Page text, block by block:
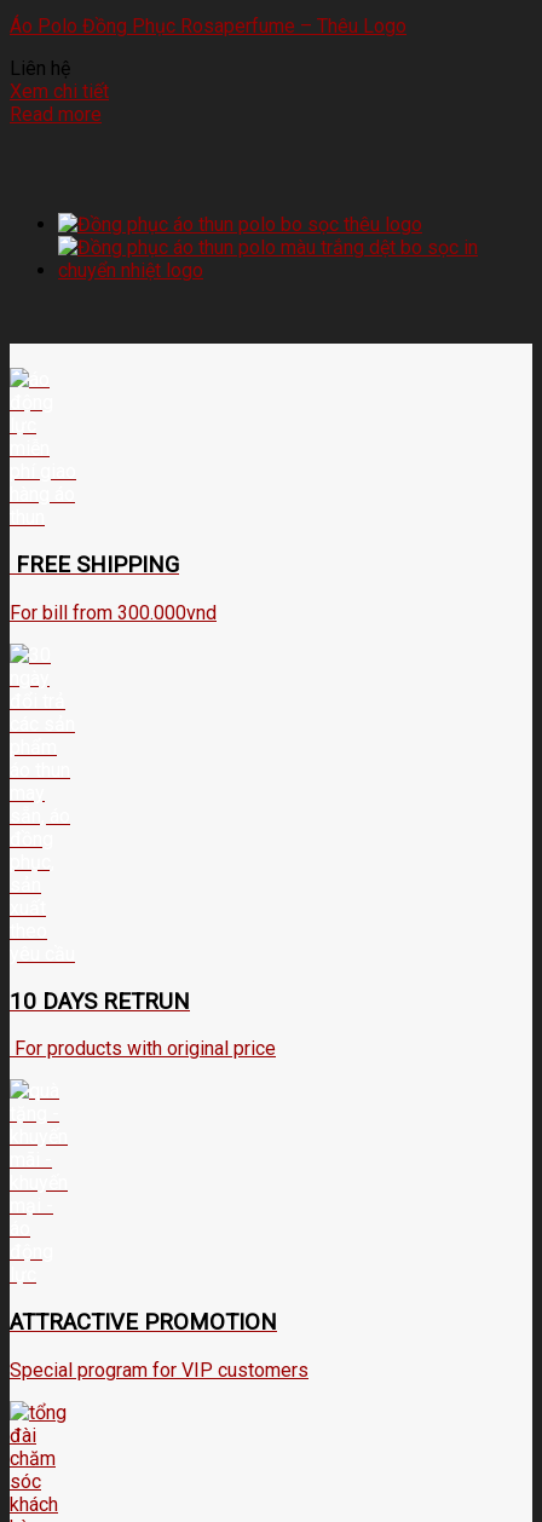
Áo Polo Đồng Phục Rosaperfume – Thêu Logo
Liên hệ
Xem chi tiết
Read more
FREE SHIPPING
For bill from 300.000vnd
10 DAYS RETRUN
For products with original price
ATTRACTIVE PROMOTION
Special program for VIP customers